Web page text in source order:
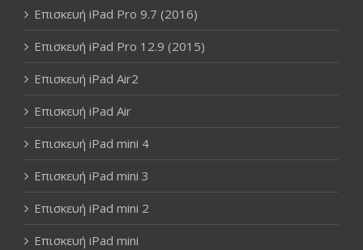
Επισκευή iPad Pro 9.7 (2016)
Επισκευή iPad Pro 12.9 (2015)
Επισκευή iPad Air2
Επισκευή iPad Air
Επισκευή iPad mini 4
Επισκευή iPad mini 3
Επισκευή iPad mini 2
Επισκευή iPad mini